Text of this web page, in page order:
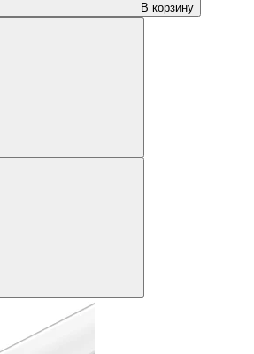
В корзину